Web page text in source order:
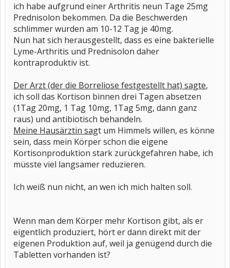
ich habe aufgrund einer Arthritis neun Tage 25mg
Prednisolon bekommen. Da die Beschwerden
schlimmer wurden am 10-12 Tag je 40mg.
Nun hat sich herausgestellt, dass es eine bakterielle
Lyme-Arthritis und Prednisolon daher
kontraproduktiv ist.
Der Arzt (der die Borreliose festgestellt hat) sagte,
ich soll das Kortison binnen drei Tagen absetzen
(1Tag 20mg, 1 Tag 10mg, 1Tag 5mg, dann ganz
raus) und antibiotisch behandeln.
Meine Hausärztin sagt um Himmels willen, es könne
sein, dass mein Körper schon die eigene
Kortisonproduktion stark zurückgefahren habe, ich
müsste viel langsamer reduzieren.
Ich weiß nun nicht, an wen ich mich halten soll.
Wenn man dem Körper mehr Kortison gibt, als er
eigentlich produziert, hört er dann direkt mit der
eigenen Produktion auf, weil ja genügend durch die
Tabletten vorhanden ist?